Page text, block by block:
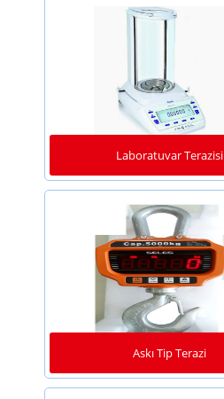
Laboratuvar Terazisi
Askı Tip Terazi